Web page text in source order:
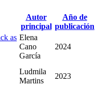
Autor
principal
Año de
publicación
as Elena
Cano
García
2024
Ludmila
Martins
2023